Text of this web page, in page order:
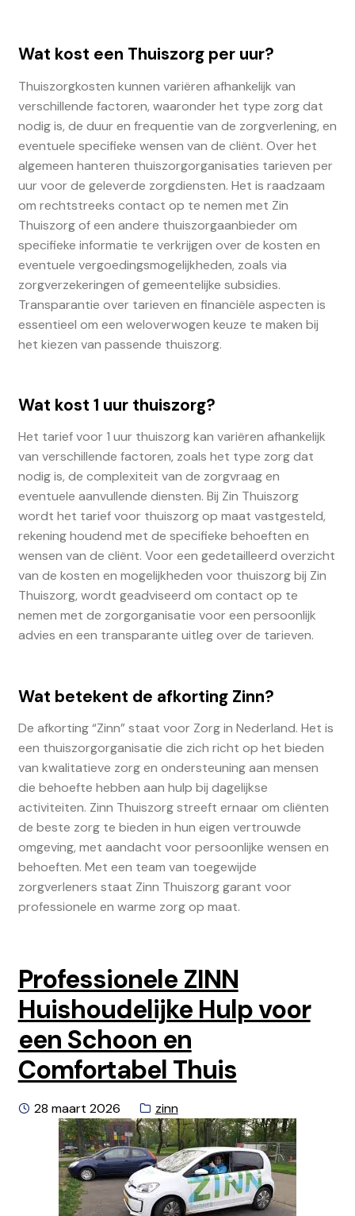
Wat kost een Thuiszorg per uur?
Thuiszorgkosten kunnen variëren afhankelijk van
verschillende factoren, waaronder het type zorg dat
nodig is, de duur en frequentie van de zorgverlening, en
eventuele specifieke wensen van de cliënt. Over het
algemeen hanteren thuiszorgorganisaties tarieven per
uur voor de geleverde zorgdiensten. Het is raadzaam
om rechtstreeks contact op te nemen met Zin
Thuiszorg of een andere thuiszorgaanbieder om
specifieke informatie te verkrijgen over de kosten en
eventuele vergoedingsmogelijkheden, zoals via
zorgverzekeringen of gemeentelijke subsidies.
Transparantie over tarieven en financiële aspecten is
essentieel om een weloverwogen keuze te maken bij
het kiezen van passende thuiszorg.
Wat kost 1 uur thuiszorg?
Het tarief voor 1 uur thuiszorg kan variëren afhankelijk
van verschillende factoren, zoals het type zorg dat
nodig is, de complexiteit van de zorgvraag en
eventuele aanvullende diensten. Bij Zin Thuiszorg
wordt het tarief voor thuiszorg op maat vastgesteld,
rekening houdend met de specifieke behoeften en
wensen van de cliënt. Voor een gedetailleerd overzicht
van de kosten en mogelijkheden voor thuiszorg bij Zin
Thuiszorg, wordt geadviseerd om contact op te
nemen met de zorgorganisatie voor een persoonlijk
advies en een transparante uitleg over de tarieven.
Wat betekent de afkorting Zinn?
De afkorting “Zinn” staat voor Zorg in Nederland. Het is
een thuiszorgorganisatie die zich richt op het bieden
van kwalitatieve zorg en ondersteuning aan mensen
die behoefte hebben aan hulp bij dagelijkse
activiteiten. Zinn Thuiszorg streeft ernaar om cliënten
de beste zorg te bieden in hun eigen vertrouwde
omgeving, met aandacht voor persoonlijke wensen en
behoeften. Met een team van toegewijde
zorgverleners staat Zinn Thuiszorg garant voor
professionele en warme zorg op maat.
Professionele ZINN
Huishoudelijke Hulp voor
een Schoon en
Comfortabel Thuis
Geplaatst
28 maart 2026 Categorie:
zinn